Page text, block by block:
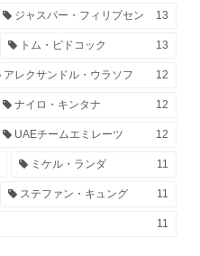
ジャスパー・フィリプセン 13
トム・ピドコック 13
アレクサンドル・ウラソフ 12
ナイロ・キンタナ 12
UAEチームエミレーツ 12
ミケル・ランダ 11
ステファン・キュング 11
11